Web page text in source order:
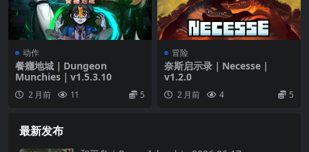
动作
餐癮地城｜Dungeon
Munchies｜v1.5.3.10
2 月前 11 5
冒险
奈斯启示录｜Necesse｜
v1.2.0
2 月前 4 5
最新发布